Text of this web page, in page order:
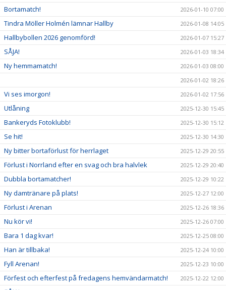
Bortamatch! 2026-01-10 07:00
Tindra Möller Holmén lämnar Hallby 2026-01-08 14:05
Hallbybollen 2026 genomförd! 2026-01-07 15:27
SÅJA! 2026-01-03 18:34
Ny hemmamatch!
2026-01-03 08:00
2026-01-02 18:26
Vi ses imorgon! 2026-01-02 17:56
Utlåning 2025-12-30 15:45
Bankeryds Fotoklubb! 2025-12-30 15:12
Se hit! 2025-12-30 14:30
Ny bitter bortaförlust för herrlaget 2025-12-29 20:55
Förlust i Norrland efter en svag och bra halvlek 2025-12-29 20:40
Dubbla bortamatcher! 2025-12-29 10:22
Ny damtränare på plats! 2025-12-27 12:00
Förlust i Arenan 2025-12-26 18:36
Nu kör vi! 2025-12-26 07:00
Bara 1 dag kvar! 2025-12-25 08:00
Han är tillbaka! 2025-12-24 10:00
Fyll Arenan! 2025-12-23 10:00
Förfest och efterfest på fredagens hemvändarmatch! 2025-12-22 12:00